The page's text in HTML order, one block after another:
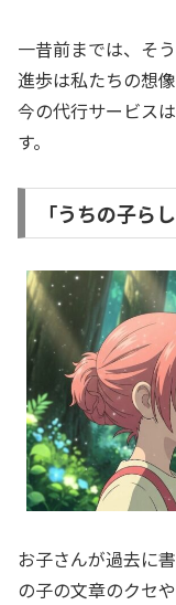
一昔前までは、そ
進歩は私たちの想
今の代行サービス
す。
「うちの子ら
お子さんが過去に
の子の文章のクセ